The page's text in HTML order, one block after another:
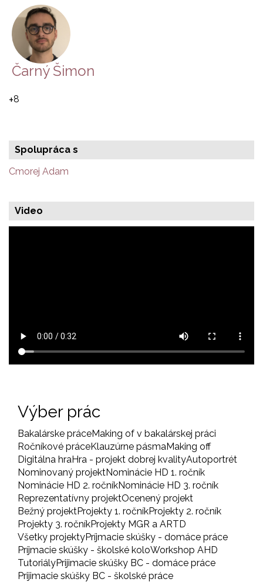
Čarný Šimon
+8
Spolupráca s
Cmorej Adam
Video
Výber prác
Bakalárske práceMaking of v bakalárskej práci
Ročníkové práceKlauzúrne pásmaMaking off
Digitálna hraHra - projekt dobrej kvalityAutoportrét
Nominovaný projektNominácie HD 1. ročník
Nominácie HD 2. ročníkNominácie HD 3. ročník
Reprezentatívny projektOcenený projekt
Bežný projektProjekty 1. ročníkProjekty 2. ročník
Projekty 3. ročníkProjekty MGR a ARTD
Všetky projektyPríjmacie skúšky - domáce práce
Príjmacie skúšky - školské koloWorkshop AHD
TutoriályPrijimacie skúšky BC - domáce práce
Prijimacie skúšky BC - školské práce